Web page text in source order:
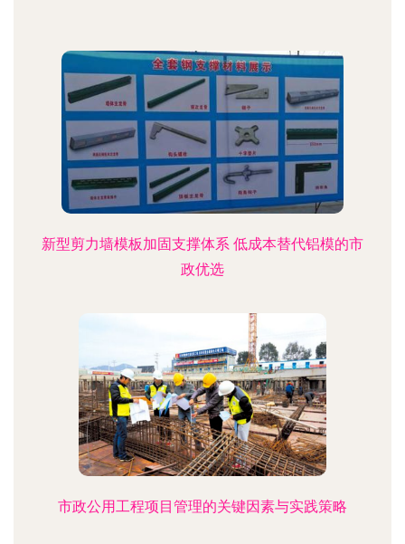
新型剪力墙模板加固支撑体系 低成本替代铝模的市
政优选
市政公用工程项目管理的关键因素与实践策略